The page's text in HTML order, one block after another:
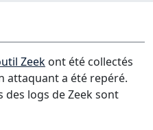
Zeek ont été collectés
attaquant a été repéré.
des logs de Zeek sont